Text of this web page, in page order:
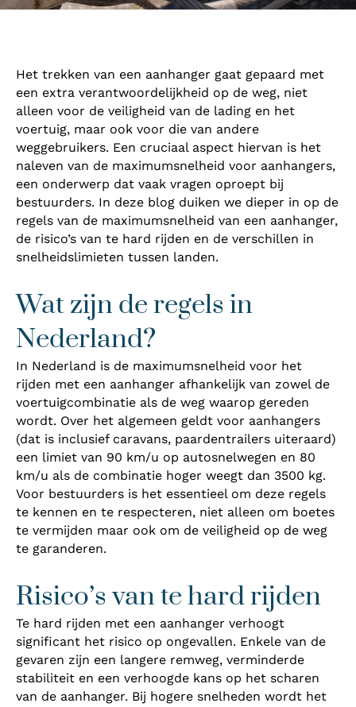
Het trekken van een aanhanger gaat gepaard met
een extra verantwoordelijkheid op de weg, niet
alleen voor de veiligheid van de lading en het
voertuig, maar ook voor die van andere
weggebruikers. Een cruciaal aspect hiervan is het
naleven van de maximumsnelheid voor aanhangers,
een onderwerp dat vaak vragen oproept bij
bestuurders. In deze blog duiken we dieper in op de
regels van de maximumsnelheid van een aanhanger,
de risico’s van te hard rijden en de verschillen in
snelheidslimieten tussen landen.
Wat zijn de regels in
Nederland?
In Nederland is de maximumsnelheid voor het
rijden met een aanhanger afhankelijk van zowel de
voertuigcombinatie als de weg waarop gereden
wordt. Over het algemeen geldt voor aanhangers
(dat is inclusief caravans, paardentrailers uiteraard)
een limiet van 90 km/u op autosnelwegen en 80
km/u als de combinatie hoger weegt dan 3500 kg.
Voor bestuurders is het essentieel om deze regels
te kennen en te respecteren, niet alleen om boetes
te vermijden maar ook om de veiligheid op de weg
te garanderen.
Risico’s van te hard rijden
Te hard rijden met een aanhanger verhoogt
significant het risico op ongevallen. Enkele van de
gevaren zijn een langere remweg, verminderde
stabiliteit en een verhoogde kans op het scharen
van de aanhanger. Bij hogere snelheden wordt het